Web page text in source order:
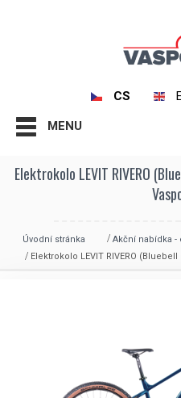
CS
MENU
Elektrokolo LEVIT RIVERO
Úvodní stránka
Akční nabídka -
Elektrokolo LEVIT RIVERO